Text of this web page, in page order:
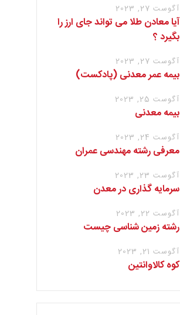
آگوست 27, 2023
آیا معادن طلا می تواند جای ارز را
بگیرد ؟
آگوست 27, 2023
بیمه عمر معدنی (پادکست)
آگوست 25, 2023
بیمه معدنی
آگوست 24, 2023
معرفی رشته مهندسی عمران
آگوست 23, 2023
سرمایه گذاری در معدن
آگوست 22, 2023
رشته زمین شناسی چیست
آگوست 21, 2023
کوه کالاوانتین